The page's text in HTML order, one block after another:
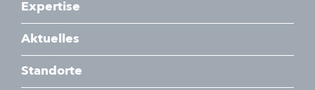
Expertise
Aktuelles
Standorte